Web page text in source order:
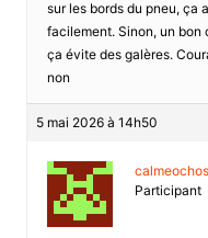
sur les bords du pneu, ça
facilement. Sinon, un bon
ça évite des galères.
non
5 mai 2026 à 14h50
Participant